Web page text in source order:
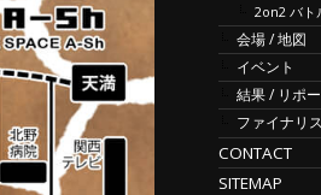
2on2 バト
会場 / 地図
イベント
結果 / リポ
ファイナリ
CONTACT
SITEMAP